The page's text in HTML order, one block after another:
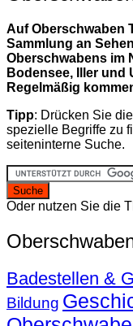
Auf Oberschwaben
Sammlung an
Oberschwabens im
Bodensee, Iller und
Regelmäßig
Tipp: Drücken Sie
spezielle Begriffe zu
seiteninterne Suche.
Oder nutzen Sie die
Badestellen &
Bildung